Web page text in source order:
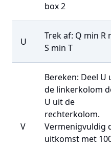
box 2
U
Trek af: Q min R
S min T
V
Bereken: Deel U
de linkerkolom
U uit de
rechterkolom.
Vermenigvuldig
uitkomst met